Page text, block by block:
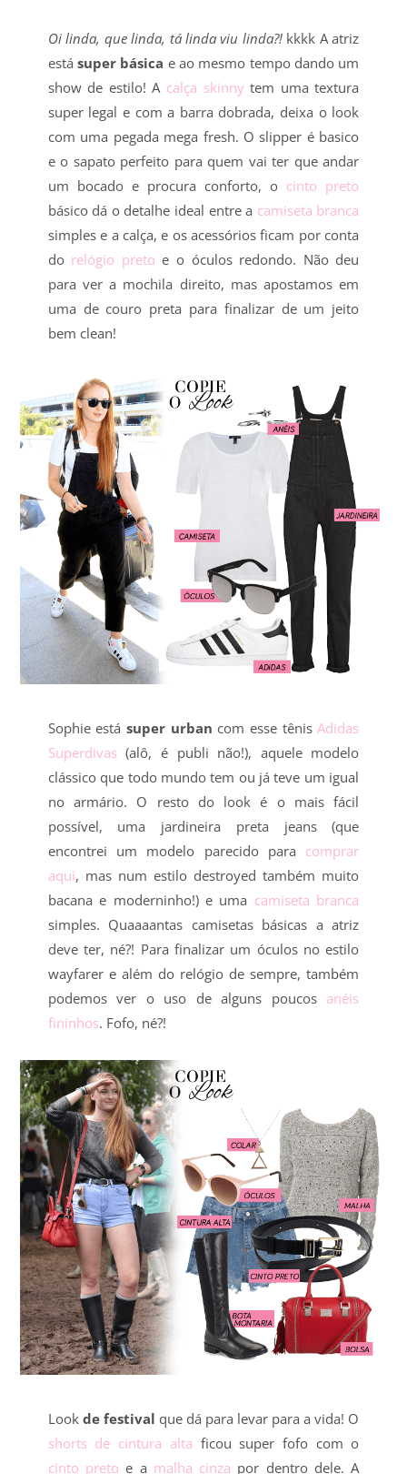
Oi linda, que linda, tá linda viu linda?! kkkk A atriz
está super básica e ao mesmo tempo dando um
show de estilo! A calça skinnytem uma textura
super legal e com a barra dobrada, deixa o look
com uma pegada mega fresh. O slipper é basico
e o sapato perfeito para quem vai ter que andar
um bocado e procura conforto, o cinto preto
básico dá o detalhe ideal entre a camiseta branca
simples e a calça, e os acessórios ficam por conta
do relógio preto e o óculos redondo. Não deu
para ver a mochila direito, mas apostamos em
uma de couro preta para finalizar de um jeito
bem clean!
Sophie estásuper urban com esse tênisAdidas
Superdivas(alô, é publi não!), aquele modelo
clássico que todo mundo tem ou já teve um igual
no armário. O resto do look é o mais fácil
possível, uma jardineira preta jeans (que
encontrei um modelo parecido para comprar
aqui, mas num estilo destroyed também muito
bacana e moderninho!) e uma camiseta branca
simples. Quaaaantas camisetas básicas a atriz
deve ter, né?! Para finalizar um óculos no estilo
wayfarer e além do relógio de sempre, também
podemos ver o uso de alguns poucos anéis
fininhos. Fofo, né?!
Look de festival que dá para levar para a vida! O
shorts de cintura alta ficou super fofo com o
cinto preto e a malha cinza por dentro dele. A